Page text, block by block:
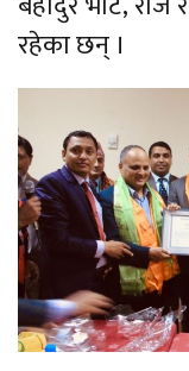
रहेका छन् ।